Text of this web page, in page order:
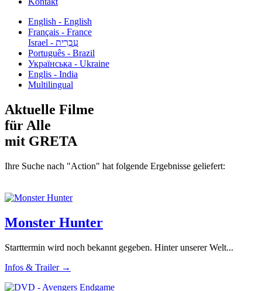
English - English
Français - France
עִבְרִית - Israel
Português - Brazil
Українська - Ukraine
Englis - India
Multilingual
Aktuelle Filme
für Alle
mit GRETA
Ihre Suche nach "Action" hat folgende Ergebnisse geliefert:
Monster Hunter
Starttermin wird noch bekannt gegeben. Hinter unserer Welt...
Infos & Trailer →